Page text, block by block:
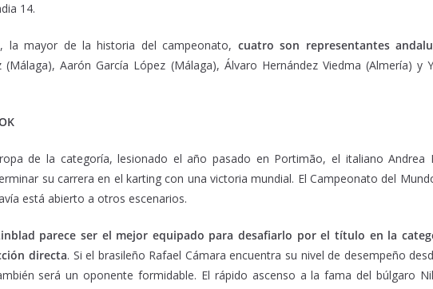
14.
la mayor de la historia del campeonato, cuatro son representantes
Aarón García López (Málaga), Álvaro Hernández Viedma (Almería) y
de la categoría, lesionado el año pasado en Portimão, el italiano Andrea
su carrera en el karting con una victoria mundial. El Campeonato del
está abierto a otros escenarios.
parece ser el mejor equipado para desafiarlo por el título en la
directa. Si el brasileño Rafael Cámara encuentra su nivel de desempeño
será un oponente formidable. El rápido ascenso a la fama del búlgaro